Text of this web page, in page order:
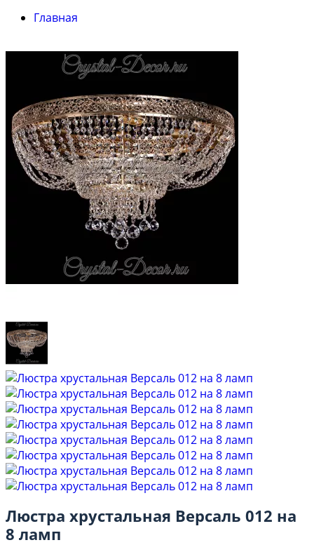
Главная
Люстра хрустальная Версаль 012 на
8 ламп